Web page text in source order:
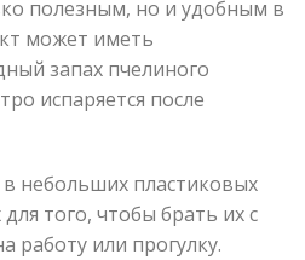
полезным, но и удобным в
может иметь
запах пчелиного
испаряется после
небольших пластиковых
того, чтобы брать их с
работу или прогулку.